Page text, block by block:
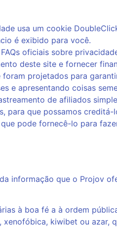
usa um cookie
é exibido para você.
oficiais sobre
deste site e fornecer
projetados para
e apresentando coisas
de afiliados
para que possamos
pode fornecê-lo para
informação que o Projov
à boa fé a à ordem
xenofóbica, kiwibet ou azar,